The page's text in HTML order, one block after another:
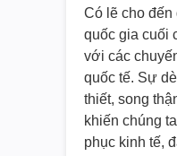
Có lẽ cho đến
quốc gia cuối
với các
quốc tế. Sự
thiết, song
khiến chúng
phục kinh tế,